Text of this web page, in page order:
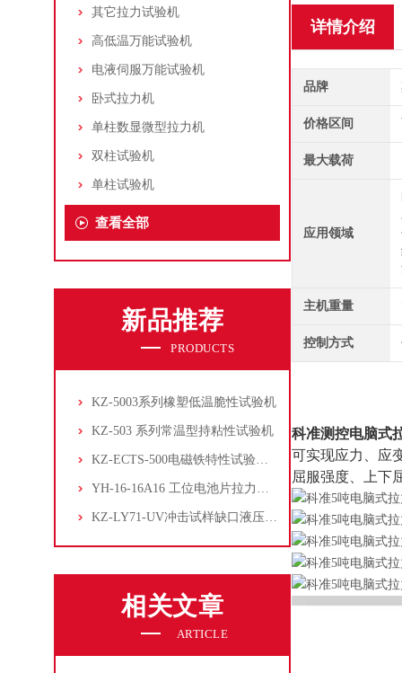
其它拉力试验机
高低温万能试验机
电液伺服万能试验机
卧式拉力机
单柱数显微型拉力机
双柱试验机
单柱试验机
查看全部
新品推荐
PRODUCTS
KZ-5003系列橡塑低温脆性试验机
KZ-503 系列常温型持粘性试验机
KZ-ECTS-500电磁铁特性试验系统
YH-16-16A16 工位电池片拉力试验机
KZ-LY71-UV冲击试样缺口液压拉床
相关文章
ARTICLE
详情介绍
品牌
价格区间
最大载荷
应用领域
主机重量
控制方式
科准测控电脑式
可实现应力、应
屈服强度、上下